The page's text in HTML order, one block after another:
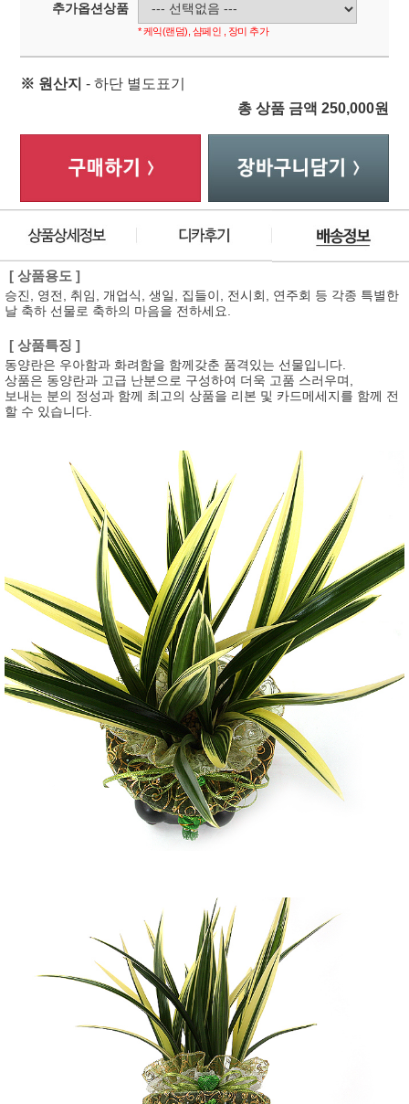
추가옵션상품
* 케익(랜덤), 샴페인 , 장미 추가
※ 원산지 - 하단 별도표기
총 상품 금액 250,000원
[ 상품용도 ]
승진, 영전, 취임, 개업식, 생일, 집들이, 전시회, 연주회 등 각종 특별한
날 축하 선물로 축하의 마음을 전하세요.
[ 상품특징 ]
동양란은 우아함과 화려함을 함께갖춘 품격있는 선물입니다.
상품은 동양란과 고급 난분으로 구성하여 더욱 고품 스러우며,
보내는 분의 정성과 함께 최고의 상품을 리본 및 카드메세지를 함께 전
할 수 있습니다.